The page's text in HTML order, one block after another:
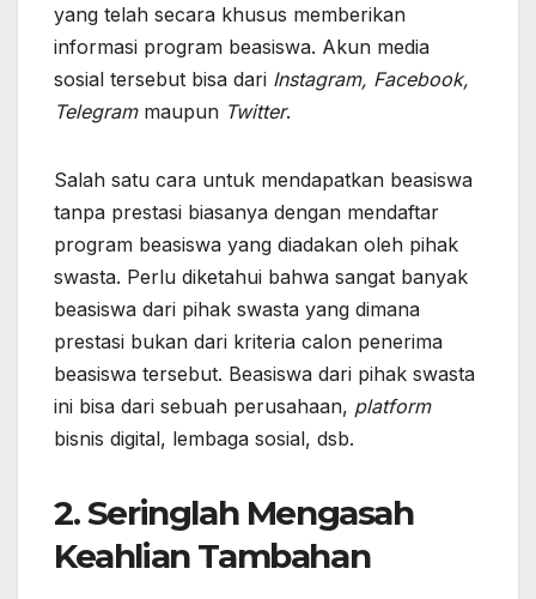
yang telah secara khusus memberikan
informasi program beasiswa. Akun media
sosial tersebut bisa dari Instagram, Facebook,
Telegrammaupun Twitter.
Salah satu cara untuk mendapatkan beasiswa
tanpa prestasi biasanya dengan mendaftar
program beasiswa yang diadakan oleh pihak
swasta. Perlu diketahui bahwa sangat banyak
beasiswa dari pihak swasta yang dimana
prestasi bukan dari kriteria calon penerima
beasiswa tersebut. Beasiswa dari pihak swasta
ini bisa dari sebuah perusahaan, platform
bisnis digital, lembaga sosial, dsb.
2. Seringlah Mengasah
Keahlian Tambahan